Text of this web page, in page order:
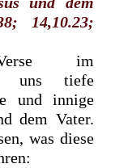
14,10.23;
im
uns tiefe
und innige
dem Vater.
was diese